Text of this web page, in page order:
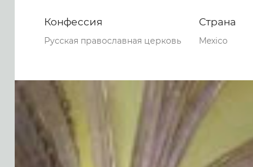
Конфессия
Русская православная церковь
Страна
Mexico